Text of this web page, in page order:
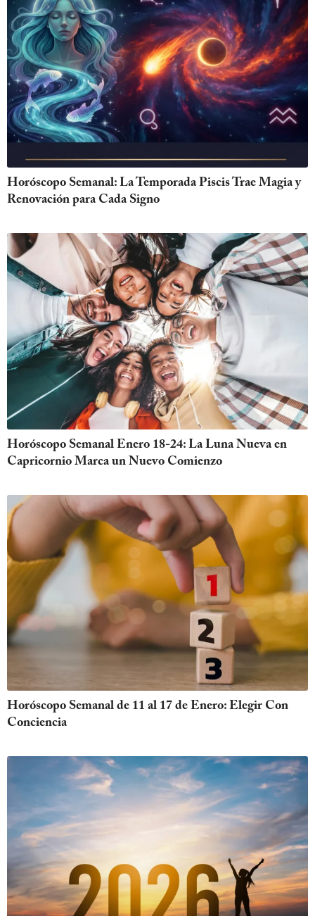
Horóscopo Semanal: La Temporada Piscis Trae Magia y
Renovación para Cada Signo
Horóscopo Semanal Enero 18-24: La Luna Nueva en
Capricornio Marca un Nuevo Comienzo
Horóscopo Semanal de 11 al 17 de Enero: Elegir Con
Conciencia